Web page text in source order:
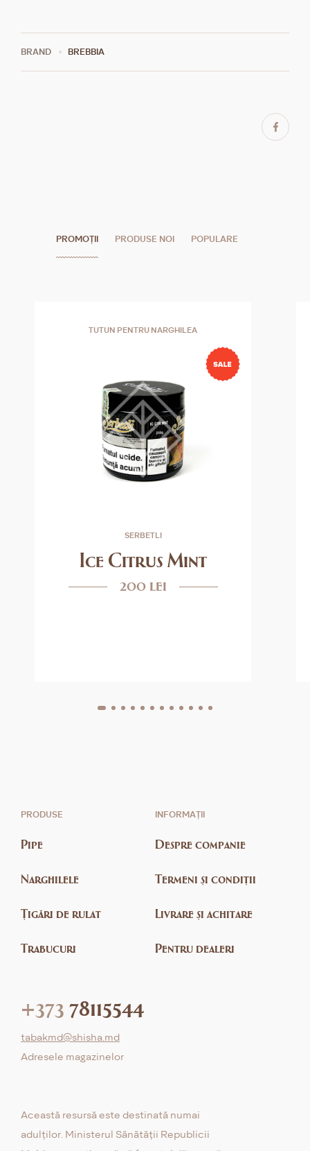
BRAND BREBBIA
PROMOȚII PRODUSE NOI POPULARE
TUTUN PENTRU NARGHILEA
SERBETLI
Ice Citrus Mint
200 lei
PRODUSE
Pipe
Narghilele
Țigări de rulat
Trabucuri
INFORMAȚII
Despre companie
Termeni și condiții
Livrare și achitare
Pentru dealeri
+373 78115544
tabakmd@shisha.md
Adresele magazinelor
Această resursă este destinată numai
adulților. Ministerul Sănătății Republicii